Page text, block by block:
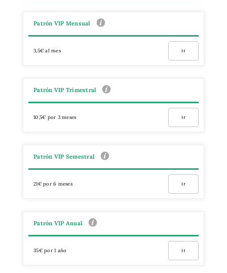
Patrón VIP Mensual
3,5€ al mes Ir
Patrón VIP Trimestral
10,5€ por 3 meses Ir
Patrón VIP Semestral
21€ por 6 meses Ir
Patrón VIP Anual
35€ por 1 año Ir